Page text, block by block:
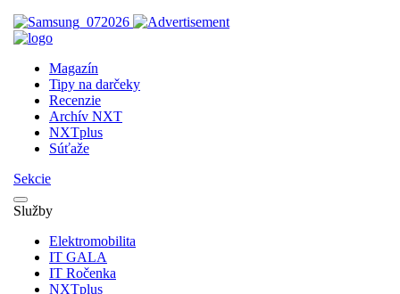
Magazín
Tipy na darčeky
Recenzie
Archív NXT
NXTplus
Súťaže
Sekcie
Služby
Elektromobilita
IT GALA
IT Ročenka
NXTplus